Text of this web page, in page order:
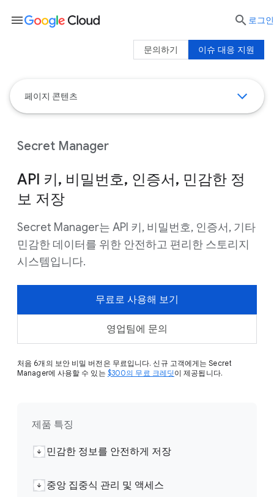
페이지 콘텐츠
Secret Manager
API 키, 비밀번호, 인증서, 민감한 정
보 저장
Secret Manager는 API 키, 비밀번호, 인증서, 기타
민감한 데이터를 위한 안전하고 편리한 스토리지
시스템입니다.
무료로 사용해 보기
영업팀에 문의
처음 6개의 보안 비밀 버전은 무료입니다. 신규 고객에게는 Secret
Manager에 사용할 수 있는 $300의 무료 크레딧이 제공됩니다.
제품 특징
민감한 정보를 안전하게 저장
중앙 집중식 관리 및 액세스
menu  로그인
이슈 대응 지원
문의하기